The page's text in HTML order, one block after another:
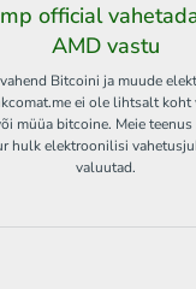
official
AMD vastu
Bitcoini ja muude
ei ole lihtsalt koht
müüa bitcoine. Meie
hulk elektroonilisi
valuutad.